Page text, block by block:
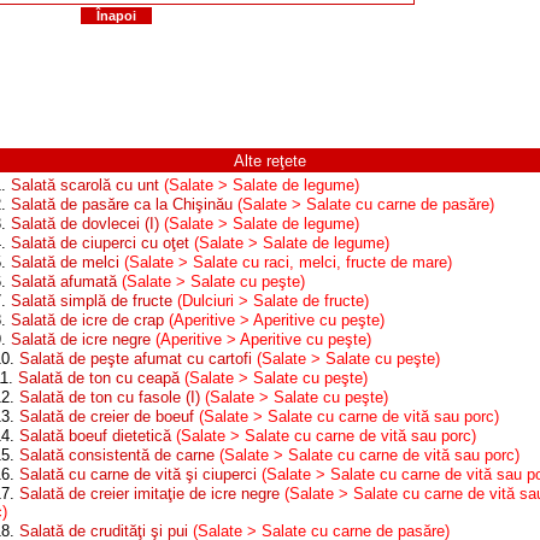
Înapoi
Alte reţete
Salată scarolă cu unt (Salate > Salate de legume)
Salată de pasăre ca la Chişinău (Salate > Salate cu carne de pasăre)
Salată de dovlecei (I) (Salate > Salate de legume)
Salată de ciuperci cu oţet (Salate > Salate de legume)
Salată de melci (Salate > Salate cu raci, melci, fructe de mare)
Salată afumată (Salate > Salate cu peşte)
Salată simplă de fructe (Dulciuri > Salate de fructe)
Salată de icre de crap (Aperitive > Aperitive cu peşte)
Salată de icre negre (Aperitive > Aperitive cu peşte)
Salată de peşte afumat cu cartofi (Salate > Salate cu peşte)
Salată de ton cu ceapă (Salate > Salate cu peşte)
Salată de ton cu fasole (I) (Salate > Salate cu peşte)
Salată de creier de boeuf (Salate > Salate cu carne de vită sau porc)
Salată boeuf dietetică (Salate > Salate cu carne de vită sau porc)
Salată consistentă de carne (Salate > Salate cu carne de vită sau porc)
Salată cu carne de vită şi ciuperci (Salate > Salate cu carne de vită sau
Salată de creier imitaţie de icre negre (Salate > Salate cu carne de vită
Salată de crudităţi şi pui (Salate > Salate cu carne de pasăre)